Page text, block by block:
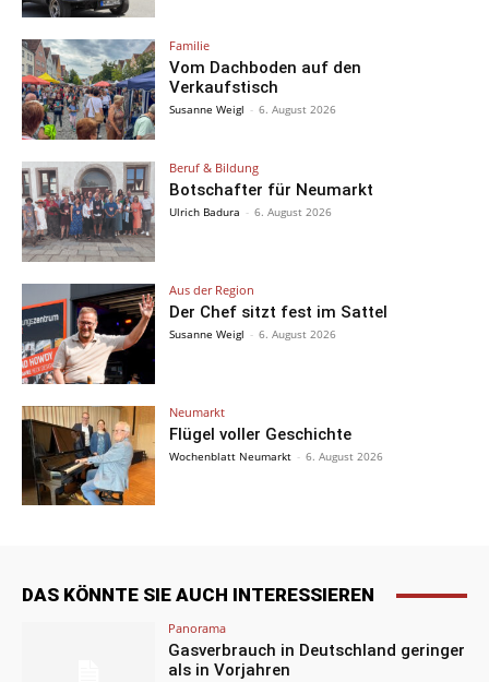
Familie
Vom Dachboden auf den
Verkaufstisch
Susanne Weigl - 6. August 2026
Beruf & Bildung
Botschafter für Neumarkt
Ulrich Badura - 6. August 2026
Aus der Region
Der Chef sitzt fest im Sattel
Susanne Weigl - 6. August 2026
Neumarkt
Flügel voller Geschichte
Wochenblatt Neumarkt - 6. August 2026
DAS KÖNNTE SIE AUCH INTERESSIEREN
Panorama
Gasverbrauch in Deutschland geringer
als in Vorjahren